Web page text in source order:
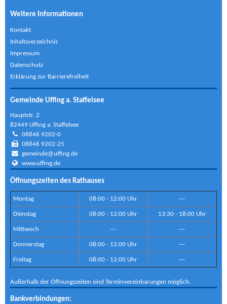
Weitere Informationen
Kontakt
Inhaltsverzeichnis
Impressum
Datenschutz
Erklärung zur Barrierefreiheit
Gemeinde Uffing a. Staffelsee
Hauptstr. 2
82449 Uffing a. Staffelsee
08846 9202-0
08846 9202-25
gemeinde@uffing.de
www.uffing.de
Öffnungszeiten des Rathauses
Montag 08:00 - 12:00 Uhr ---
Dienstag 08:00 - 12:00 Uhr 13:30 - 18:00 Uhr
Mittwoch --- ---
Donnerstag 08:00 - 12:00 Uhr ---
Freitag 08:00 - 12:00 Uhr ---
Außerhalb der Öffnungszeiten sind Terminvereinbarungen möglich.
Bankverbindungen: